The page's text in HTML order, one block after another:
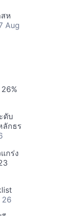
ห
Aug
ดับ
ลักธร
กร่ง
26